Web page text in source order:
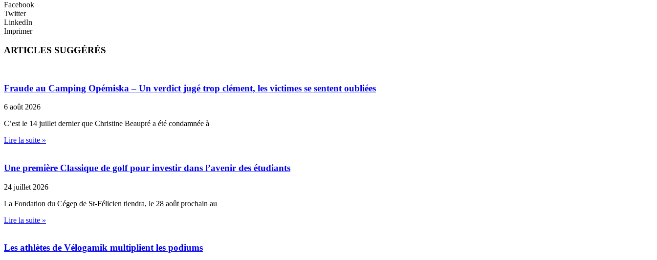
Facebook
Twitter
LinkedIn
Imprimer
ARTICLES SUGGÉRÉS
Fraude au Camping Opémiska – Un verdict jugé trop clément, les victimes se sentent oubliées
6 août 2026
C’est le 14 juillet dernier que Christine Beaupré a été condamnée à
Lire la suite »
Une première Classique de golf pour investir dans l’avenir des étudiants
24 juillet 2026
La Fondation du Cégep de St-Félicien tiendra, le 28 août prochain au
Lire la suite »
Les athlètes de Vélogamik multiplient les podiums